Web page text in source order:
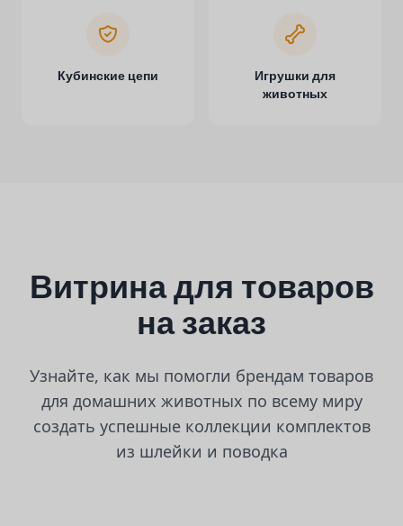
Кубинские цепи
Игрушки для
животных
Витрина для товаров
на заказ
Узнайте, как мы помогли брендам товаров
для домашних животных по всему миру
создать успешные коллекции комплектов
из шлейки и поводка